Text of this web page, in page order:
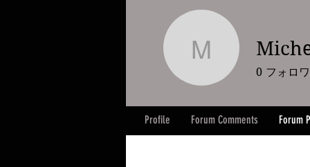
Micheal
0 フォロ
Profile Forum Comments Forum